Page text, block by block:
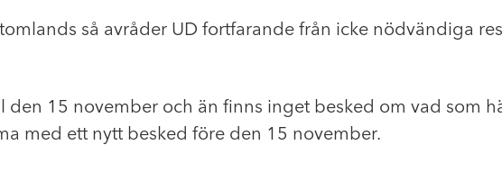
så avråder UD fortfarande från icke nödvändiga
den 15 november och än finns inget besked om vad som
med ett nytt besked före den 15 november.